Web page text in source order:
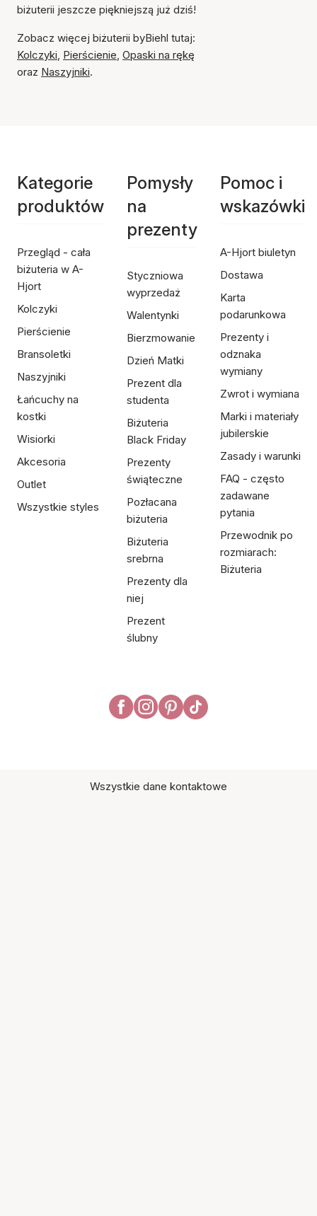
biżuterii jeszcze piękniejszą już dziś!
Zobacz więcej biżuterii byBiehl tutaj:
Kolczyki, Pierścienie, Opaski na rękę
oraz Naszyjniki.
Kategorie
produktów
Przegląd - cała
biżuteria w A-
Hjort
Kolczyki
Pierścienie
Bransoletki
Naszyjniki
Łańcuchy na
kostki
Wisiorki
Akcesoria
Outlet
Wszystkie styles
Pomysły
na
prezenty
Styczniowa
wyprzedaż
Walentynki
Bierzmowanie
Dzień Matki
Prezent dla
studenta
Biżuteria
Black Friday
Prezenty
świąteczne
Pozłacana
biżuteria
Biżuteria
srebrna
Prezenty dla
niej
Prezent
ślubny
Pomoc i
wskazówki
A-Hjort biuletyn
Dostawa
Karta
podarunkowa
Prezenty i
odznaka
wymiany
Zwrot i wymiana
Marki i materiały
jubilerskie
Zasady i warunki
FAQ - często
zadawane
pytania
Przewodnik po
rozmiarach:
Biżuteria
Wszystkie dane kontaktowe